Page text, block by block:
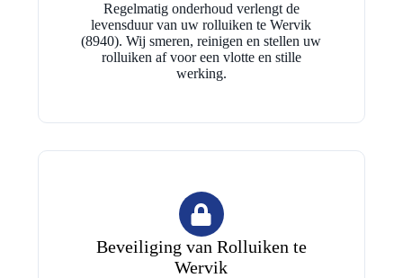
Regelmatig onderhoud verlengt de
levensduur van uw rolluiken te Wervik
(8940). Wij smeren, reinigen en stellen uw
rolluiken af voor een vlotte en stille
werking.
Beveiliging van Rolluiken te
Wervik